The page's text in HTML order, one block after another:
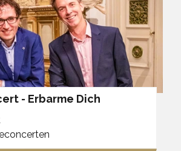
- Erbarme Dich